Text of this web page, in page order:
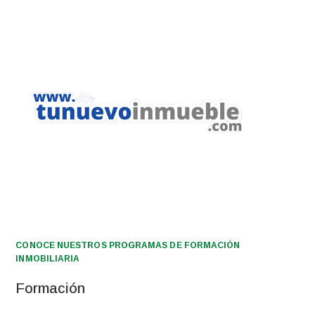
CONOCE NUESTROS PROGRAMAS DE FORMACIÓN
INMOBILIARIA
Formación